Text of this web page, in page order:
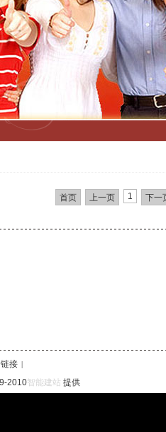
首页 上一页 1 下一
接 |
2010智能建站 提供